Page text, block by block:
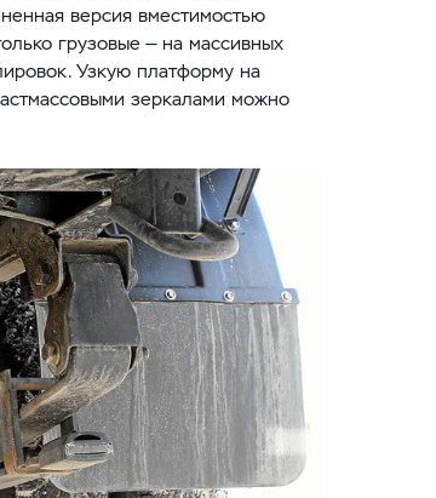
версия вместимостью
грузовые — на массивных
Узкую платформу на
зеркалами можно